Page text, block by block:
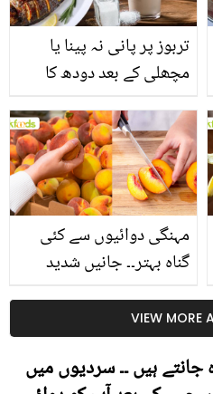
تربوز پر پانی نہ پینا یا
مچھلی کے بعد دودھ کا
سے متعلق غلط فہمیوں کی
حقیقت کیا ہے اور افواہ
کیا؟
مہنگی دوائیوں سے کئی
گناہ بہتر۔۔ جانیں شدید
کیوں کھانا چاہیے؟
VIEW MORE
جانتے ہیں ۔۔ سردیوں میں